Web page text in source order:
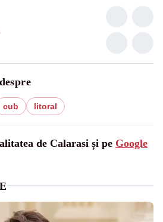
cub litoral
de Calarasi și pe Google